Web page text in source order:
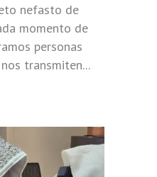
nefasto de
momento de
personas
transmiten...